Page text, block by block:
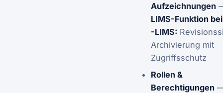
Aufzeichnungen
LIMS-Funktion
-LIMS:
Archivierung mit
Zugriffsschutz
Rollen &
Berechtigungen